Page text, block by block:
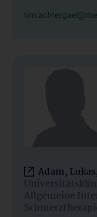
Adam,
Allgemeine